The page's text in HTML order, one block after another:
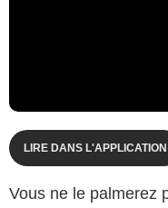
LIRE DANS L'APPLICATION
Vous ne le palmerez